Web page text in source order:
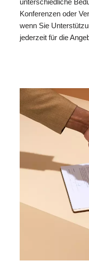
Konferenzen oder
wenn Sie
jederzeit für die